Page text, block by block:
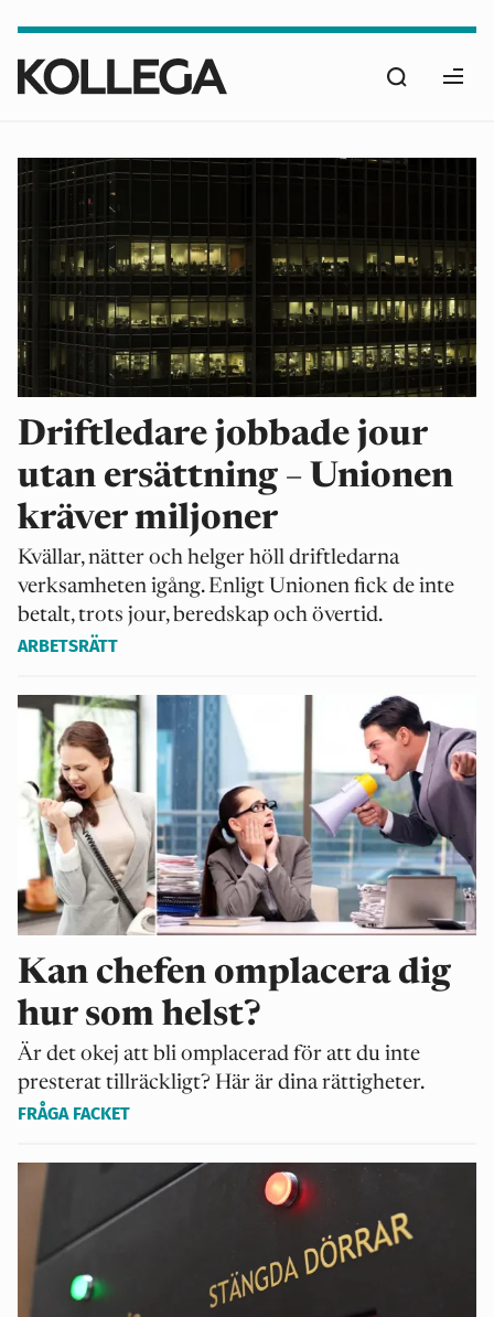
huvudinnehåll
Sök
Kollega
är
fackförbundet
Unionens
medlemstidning
Driftledare jobbade jour
utan ersättning – Unionen
kräver miljoner
Kvällar, nätter och helger höll driftledarna
verksamheten igång. Enligt Unionen fick de inte
betalt, trots jour, beredskap och övertid.
ARBETSRÄTT
Kan chefen omplacera dig
hur som helst?
Är det okej att bli omplacerad för att du inte
presterat tillräckligt? Här är dina rättigheter.
FRÅGA FACKET